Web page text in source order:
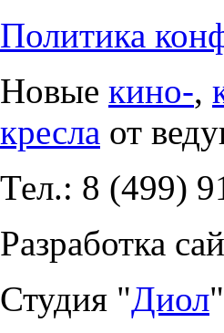
Политика
Новые кино-,
кресла от
Тел.: 8 (499)
Разработка
Студия "Диол